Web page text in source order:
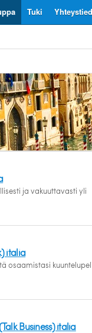
Tuki
ja vakuuttavasti yli
italia
osaamistasi
Business) italia